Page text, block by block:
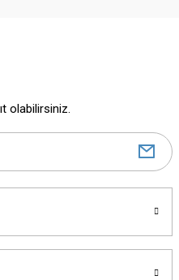
olmalı.
olabilirsiniz.